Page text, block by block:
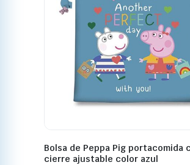
Bolsa de Peppa Pig portacomida
cierre ajustable color azul